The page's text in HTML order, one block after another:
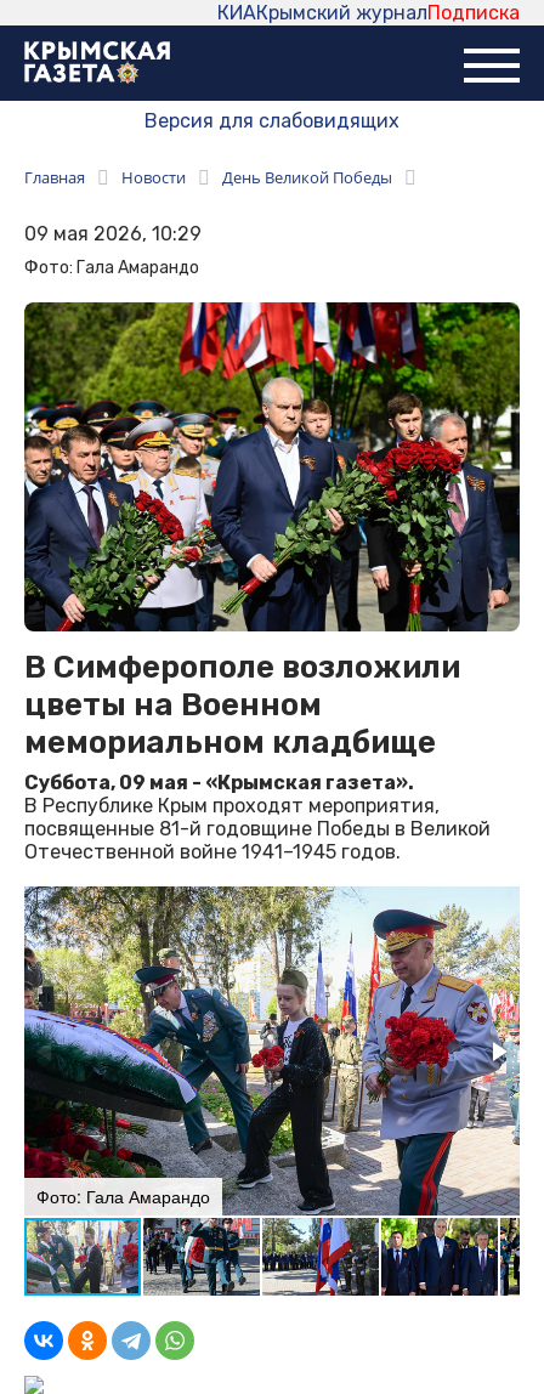
Подписка
Крымский журнал
КИА
Версия для слабовидящих
Главная Новости День Великой Победы
09 мая 2026, 10:29
Фото: Гала Амарандо
В Симферополе возложили
цветы на Военном
мемориальном кладбище
Суббота, 09 мая - «Крымская газета».
В Республике Крым проходят мероприятия,
посвященные 81-й годовщине Победы в Великой
Отечественной войне 1941–1945 годов.
Фото: Гала Амарандо